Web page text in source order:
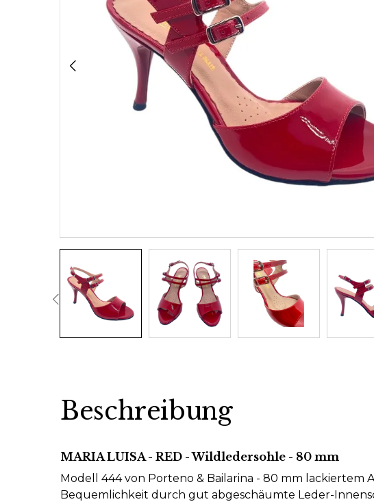
Beschreibung
MARIA LUISA - RED - Wildledersohle - 80 mm
Modell 444 von Porteno & Bailarina - 80 mm lackiertem
Bequemlichkeit durch gut abgeschäumte Leder-